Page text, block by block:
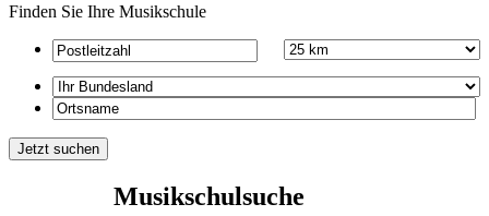
Finden Sie Ihre Musikschule
Musikschulsuche